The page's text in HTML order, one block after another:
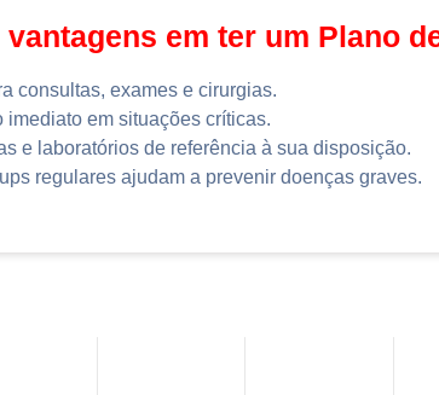
em ter um Plano
consultas, exames e cirurgias.
imediato em situações críticas.
e laboratórios de referência à sua disposição.
regulares ajudam a prevenir doenças graves.